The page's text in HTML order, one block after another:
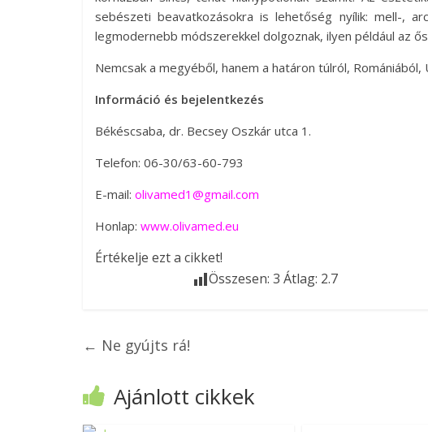
sebészeti beavatkozásokra is lehetőség nyílik: mell-,
legmodernebb módszerekkel dolgoznak, ilyen például az
Nemcsak a megyéből, hanem a határon túlról,
Információ és bejelentkezés
Békéscsaba, dr. Becsey Oszkár utca 1.
Telefon: 06-30/63-60-793
E-mail: olivamed1@gmail.com
Honlap: www.olivamed.eu
Értékelje ezt a cikket!
Összesen: 3 Átlag: 2.7
← Ne gyújts rá!
Ajánlott cikkek